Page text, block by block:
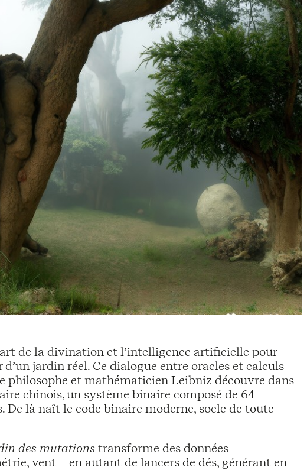
de la divination et l’intelligence artificielle pour
jardin réel. Ce dialogue entre oracles et calculs
philosophe et mathématicien Leibniz découvre dans
chinois, un système binaire composé de 64
De là naît le code binaire moderne, socle de toute
des mutationstransforme des données
vent – en autant de lancers de dés, générant en